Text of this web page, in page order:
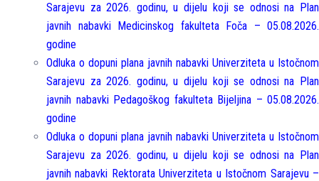
Sarajevu za 2026. godinu, u dijelu koji se odnosi na Plan
javnih nabavki Medicinskog fakulteta Foča – 05.08.2026.
godine
Odluka o dopuni plana javnih nabavki Univerziteta u Istočnom
Sarajevu za 2026. godinu, u dijelu koji se odnosi na Plan
javnih nabavki Pedagoškog fakulteta Bijeljina – 05.08.2026.
godine
Odluka o dopuni plana javnih nabavki Univerziteta u Istočnom
Sarajevu za 2026. godinu, u dijelu koji se odnosi na Plan
javnih nabavki Rektorata Univerziteta u Istočnom Sarajevu –